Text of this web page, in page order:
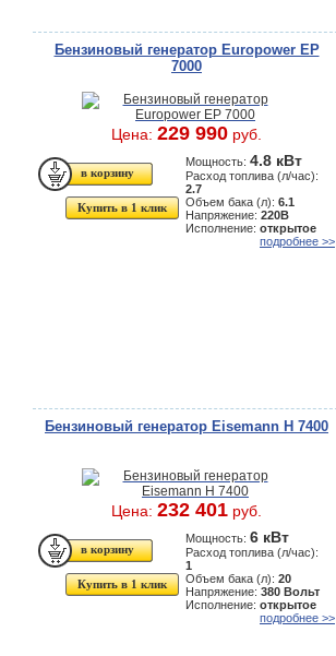
Бензиновый генератор Europower EP
7000
Цена: 229 990 руб.
Купить в 1 клик
Мощность: 4.8 кВт
Расход топлива (л/час):
2.7
Объем бака (л): 6.1
Напряжение: 220В
Исполнение: открытое
подробнее >>
Бензиновый генератор Eisemann H 7400
Цена: 232 401 руб.
Купить в 1 клик
Мощность: 6 кВт
Расход топлива (л/час):
1
Объем бака (л): 20
Напряжение: 380 Вольт
Исполнение: открытое
подробнее >>